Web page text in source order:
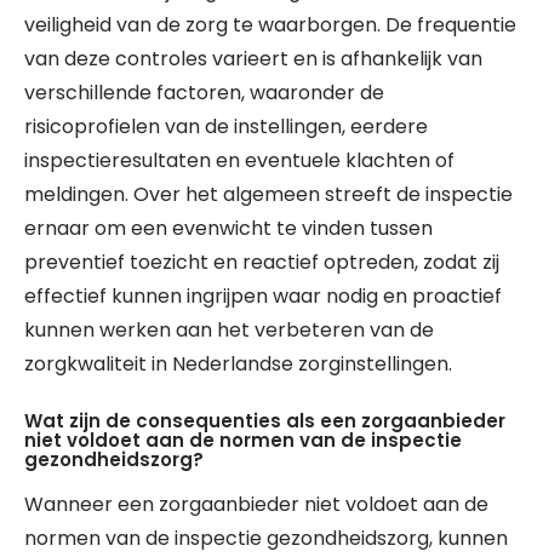
veiligheid van de zorg te waarborgen. De frequentie
van deze controles varieert en is afhankelijk van
verschillende factoren, waaronder de
risicoprofielen van de instellingen, eerdere
inspectieresultaten en eventuele klachten of
meldingen. Over het algemeen streeft de inspectie
ernaar om een evenwicht te vinden tussen
preventief toezicht en reactief optreden, zodat zij
effectief kunnen ingrijpen waar nodig en proactief
kunnen werken aan het verbeteren van de
zorgkwaliteit in Nederlandse zorginstellingen.
Wat zijn de consequenties als een zorgaanbieder
niet voldoet aan de normen van de inspectie
gezondheidszorg?
Wanneer een zorgaanbieder niet voldoet aan de
normen van de inspectie gezondheidszorg, kunnen